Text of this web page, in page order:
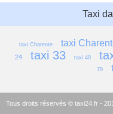
Taxi
taxi Charente taxi
24
taxi 33 taxi 40
79
Tous droits réservés © taxi24.fr -